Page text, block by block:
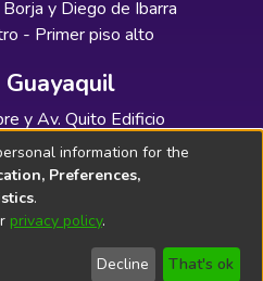
y Diego de Ibarra
- Primer piso alto
y Av. Quito Edificio
- Planta baja
Bibliolatino.com
information for the
Preferences,
.
privacy policy.
Decline That's ok